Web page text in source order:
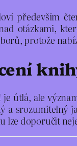
především
otázkami,
protože
je útlá, ale
a srozumitelný
lze doporučit